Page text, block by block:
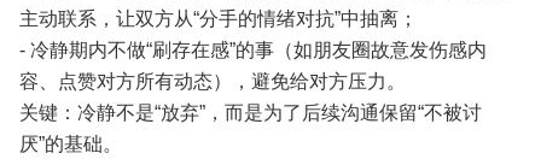
主动联系，让双方从“分手的情绪对抗”中抽离；
- 冷静期内不做“刷存在感”的事（如朋友圈故意发伤感内
容、点赞对方所有动态），避免给对方压力。
关键：冷静不是“放弃”，而是为了后续沟通保留“不被讨
厌”的基础。